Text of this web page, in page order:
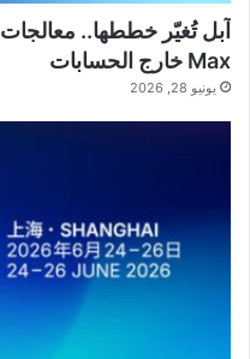
Max خارج الحسابات
يونيو 28, 2026